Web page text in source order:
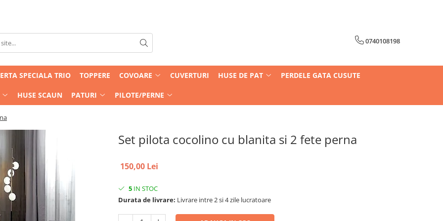
0740108198
SPECIALA TRIO TOPPERE COVOARE CUVERTURI HUSE DE PAT PERDELE GATA CUSUTE
HUSE SCAUN PATURI PILOTE/PERNE
Set pilota cocolino cu blanita si 2 fete perna
150,00 Lei
5 IN STOC
Durata de livrare: Livrare intre 2 si 4 zile lucratoare